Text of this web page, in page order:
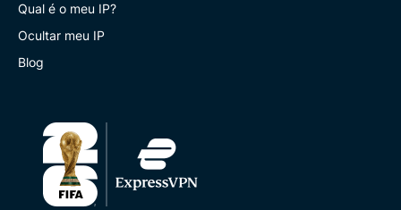
Qual é o meu IP?
Ocultar meu IP
Blog